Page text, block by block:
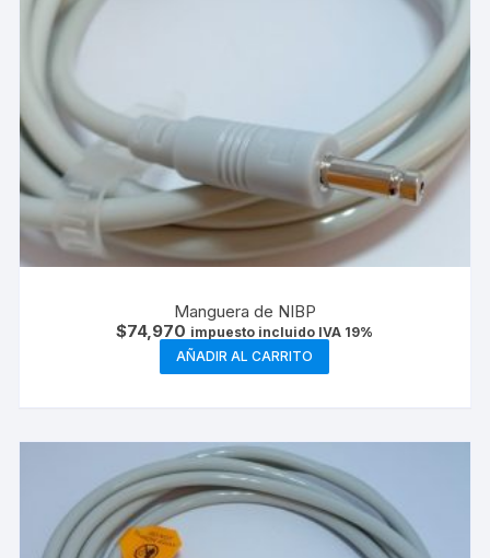
Manguera de NIBP
$74,970 impuesto incluido IVA 19%
AÑADIR AL CARRITO